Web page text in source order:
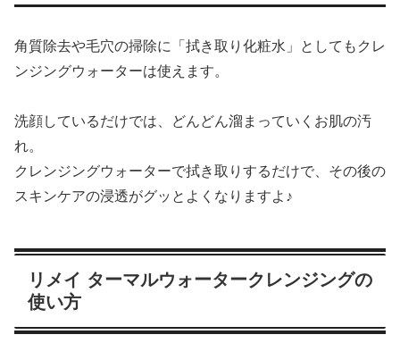
角質除去や毛穴の掃除に「拭き取り化粧水」としてもクレ
ンジングウォーターは使えます。
洗顔しているだけでは、どんどん溜まっていくお肌の汚
れ。
クレンジングウォーターで拭き取りするだけで、その後の
スキンケアの浸透がグッとよくなりますよ♪
リメイ ターマルウォータークレンジングの
使い方